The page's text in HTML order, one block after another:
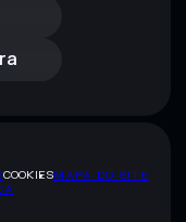
COOKIESMAPA DO SITE